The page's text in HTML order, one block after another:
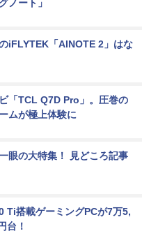
ノート」
iFLYTEK「AINOTE 2」はな
「TCL Q7D Pro」。圧巻の
ムが極上体験に
眼の大特集！ 見どころ記事
Ti搭載ゲーミングPCが7万5,
台！